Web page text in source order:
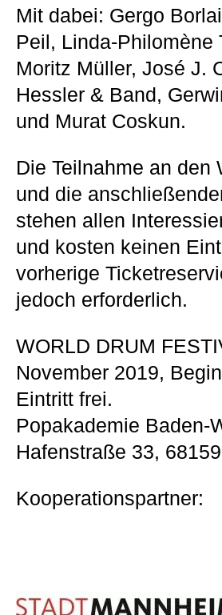
Mit dabei: Gergo
Peil, Linda-Philomène
Moritz Müller, José J.
Hessler & Band,
und Murat Coskun.
Die Teilnahme an den
und die
stehen allen
und kosten keinen
vorherige
jedoch erforderlich.
WORLD DRUM
November 2019,
Eintritt frei.
Popakademie Baden-
Hafenstraße 33,
Kooperationspartner: